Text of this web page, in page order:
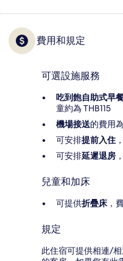
費用和規定
可選設施服務
吃到飽自助式早
童約為 THB115
機場接送的費用
可安排提前入住
可安排延遲退房
兒童和加床
可提供折疊床 ，
規定
此住宿可提供相連/